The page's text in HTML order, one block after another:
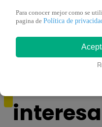
Más vale tarde – Jueves
2021 – Programa
Para conocer mejor como se
pagina de Política de